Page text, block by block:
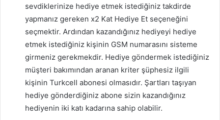
sevdiklerinize hediye etmek istediğiniz takdirde
yapmanız gereken x2 Kat Hediye Et seçeneğini
seçmektir. Ardından kazandığınız hediyeyi hediye
etmek istediğiniz kişinin GSM numarasını sisteme
girmeniz gerekmekdir. Hediye göndermek istediğiniz
müşteri bakımından aranan kriter şüphesiz ilgili
kişinin Turkcell abonesi olmasıdır. Şartları taşıyan
hediye gönderdiğiniz abone sizin kazandığınız
hediyenin iki katı kadarına sahip olabilir.